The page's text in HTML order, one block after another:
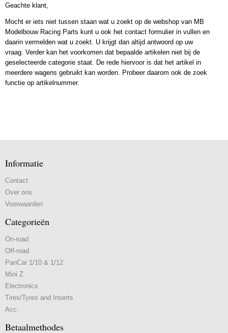
Geachte klant,
Mocht er iets niet tussen staan wat u zoekt op de webshop van MB
Modelbouw Racing Parts kunt u ook het contact formulier in vullen en
daarin vermelden wat u zoekt. U krijgt dan altijd antwoord op uw
vraag. Verder kan het voorkomen dat bepaalde artikelen niet bij de
geselecteerde categorie staat. De rede hiervoor is dat het artikel in
meerdere wagens gebruikt kan worden. Probeer daarom ook de zoek
functie op artikelnummer.
Informatie
Contact
Over ons
Voorwaarden
Categorieën
On-road
Off-road
PanCar 1/10 & 1/12
Mini Z
Electronics
Tires/Tyres and Inserts
Acc.
Betaalmethodes